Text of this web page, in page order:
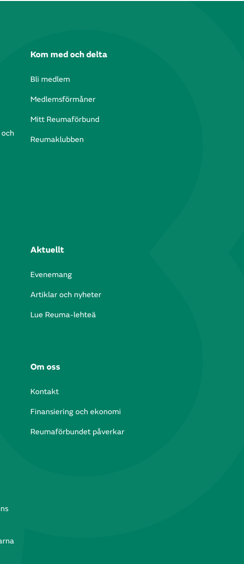
Kom med och delta
Bli medlem
Medlemsförmåner
Mitt Reumaförbund
Reumaklubben
Aktuellt
Evenemang
Artiklar och nyheter
Lue Reuma-lehteä
Om oss
Kontakt
Finansiering och ekonomi
Reumaförbundet påverkar